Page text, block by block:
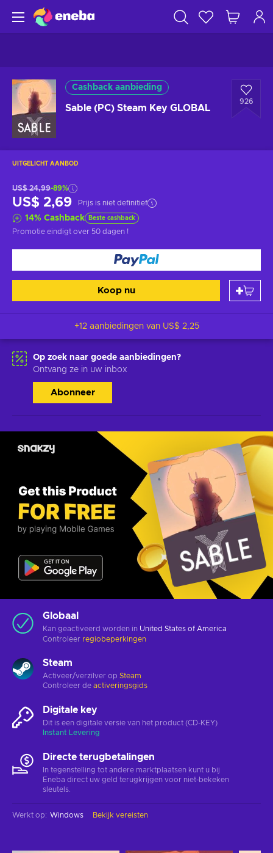
Cashback aanbieding
Sable (PC) Steam Key GLOBAL
926
UITGELICHT AANBOD
US$ 24,99-89%
US$ 2,69 Prijs is niet definitief
14% Cashback Beste cashback
Promotie eindigt over 50 dagen !
Koop nu
+12 aanbiedingen van US$ 2,25
Op zoek naar goede aanbiedingen?
Ontvang ze in uw inbox
Abonneer
Globaal
Kan geactiveerd worden in United States of America
Controleer regiobeperkingen
Steam
Activeer/verzilver op Steam
Controleer de activeringsgids
Digitale key
Dit is een digitale versie van het product (CD-KEY)
Instant Levering
Directe terugbetalingen
In tegenstelling tot andere marktplaatsen kunt u bij
Eneba direct uw geld terugkrijgen voor niet-bekeken
sleutels.
Werkt op: Windows Bekijk vereisten